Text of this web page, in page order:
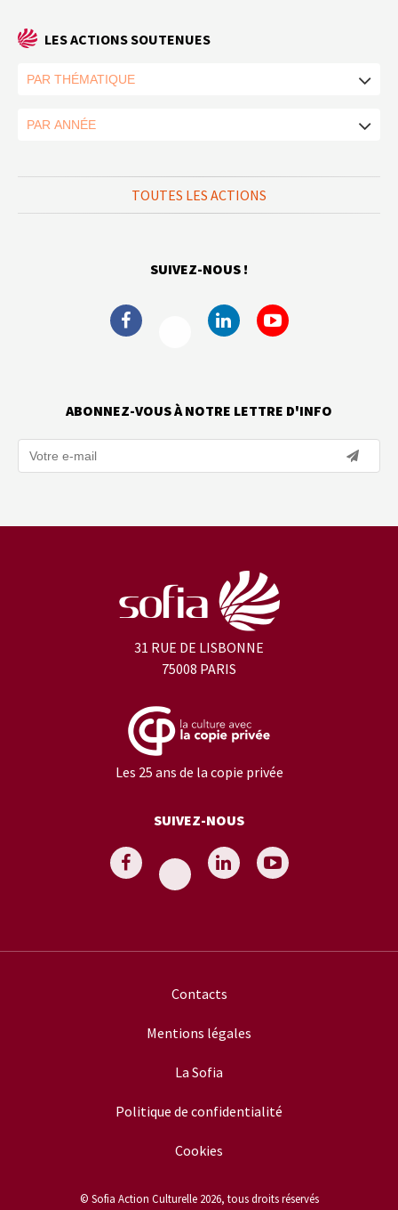
LES ACTIONS SOUTENUES
TOUTES LES ACTIONS
SUIVEZ-NOUS !
ABONNEZ-VOUS À NOTRE LETTRE D'INFO
31 RUE DE LISBONNE
75008 PARIS
Les 25 ans de la copie privée
SUIVEZ-NOUS
Contacts
Mentions légales
La Sofia
Politique de confidentialité
Cookies
© Sofia Action Culturelle 2026, tous droits réservés